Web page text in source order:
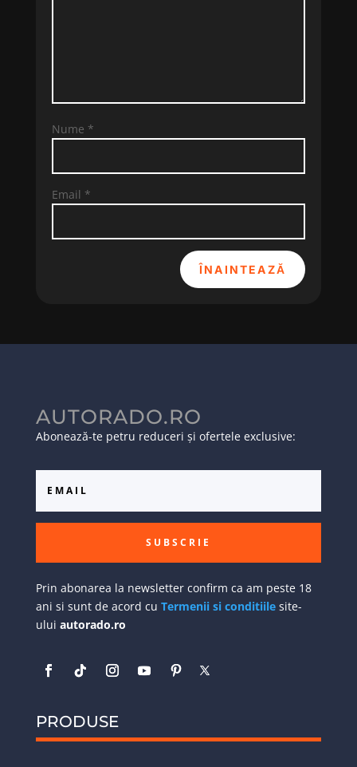
Nume *
Email *
ÎNAINTEAZĂ
AUTORADO.RO
Abonează-te petru reduceri și ofertele exclusive:
SUBSCRIE
Prin abonarea la newsletter confirm ca am peste 18
ani si sunt de acord cu Termenii si conditiilesite-
ului autorado.ro
PRODUSE